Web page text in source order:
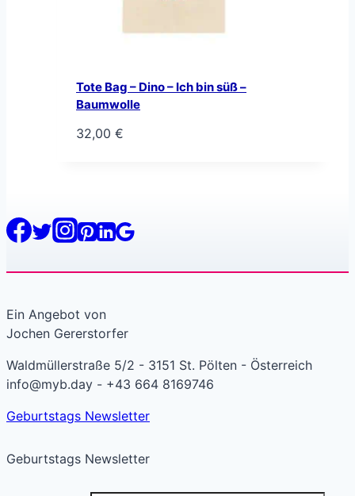
Tote Bag – Dino – Ich bin süß –
Baumwolle
32,00 €
Ein Angebot von
Jochen Gererstorfer
Waldmüllerstraße 5/2 - 3151 St. Pölten - Österreich
info@myb.day - +43 664 8169746
Geburtstags Newsletter
Geburtstags Newsletter